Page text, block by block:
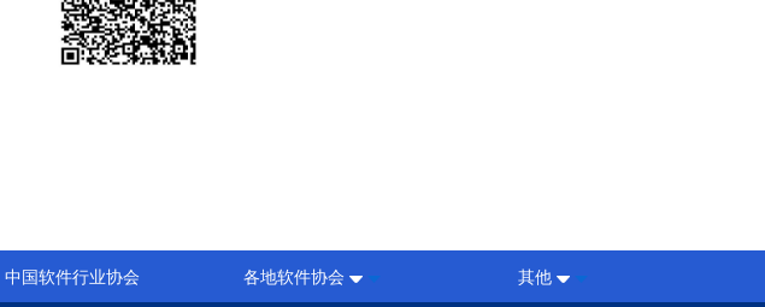
中国软件行业协会 各地软件协会 其他